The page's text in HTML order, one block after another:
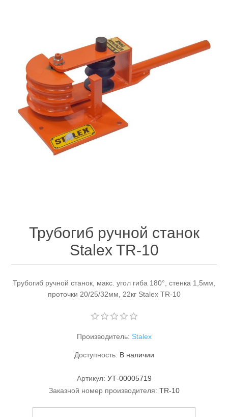
Электроинструмент
Садовая и силовая техника
Ремонт инструмента марки Makita
Ремонт инструмента марки Champion
Ремонт инструмента марки DCK
Ремонт инструмента марки Elitech
Сервисный центр JET
Сервисы
Новости
FAQ
Трубогиб ручной станок
Stalex TR-10
Трубогиб ручной станок, макс. угол гиба 180°, стенка 1,5мм,
проточки 20/25/32мм, 22кг Stalex TR-10
Производитель: Stalex
Доступность: В наличии
Артикул: УТ-00005719
Заказной номер производителя: TR-10